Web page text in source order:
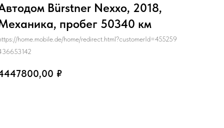
Bürstner Nexxo, 2018,
пробег 50340 км
home.mobile.de/home/redirect.html?customerId=455259
₽